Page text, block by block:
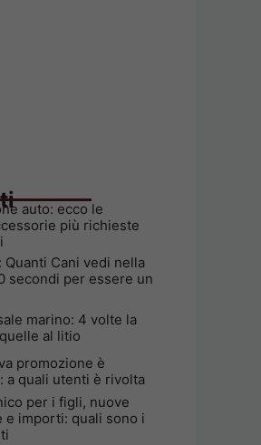
auto: ecco le
più richieste
Quanti Cani vedi nella
secondi per essere un
marino: 4 volte la
al litio
promozione è
a quali utenti è rivolta
per i figli, nuove
e importi: quali sono i